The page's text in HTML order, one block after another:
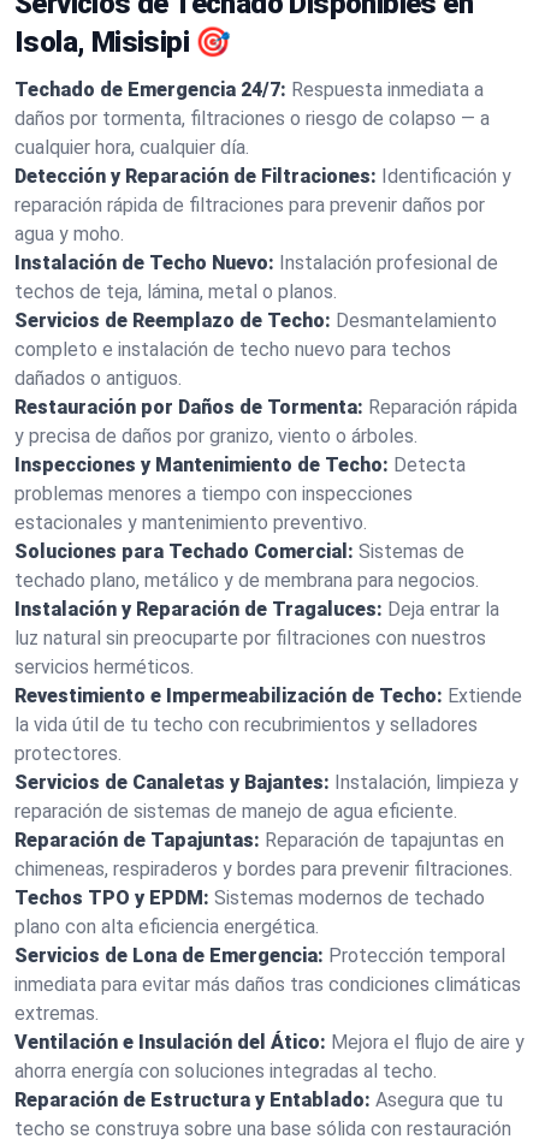
Isola, Misisipi 🎯
Techado de Emergencia 24/7: Respuesta inmediata a
daños por tormenta, filtraciones o riesgo de colapso — a
cualquier hora, cualquier día.
Detección y Reparación de Filtraciones: Identificación y
reparación rápida de filtraciones para prevenir daños por
agua y moho.
Instalación de Techo Nuevo: Instalación profesional de
techos de teja, lámina, metal o planos.
Servicios de Reemplazo de Techo: Desmantelamiento
completo e instalación de techo nuevo para techos
dañados o antiguos.
Restauración por Daños de Tormenta: Reparación rápida
y precisa de daños por granizo, viento o árboles.
Inspecciones y Mantenimiento de Techo: Detecta
problemas menores a tiempo con inspecciones
estacionales y mantenimiento preventivo.
Soluciones para Techado Comercial: Sistemas de
techado plano, metálico y de membrana para negocios.
Instalación y Reparación de Tragaluces: Deja entrar la
luz natural sin preocuparte por filtraciones con nuestros
servicios herméticos.
Revestimiento e Impermeabilización de Techo: Extiende
la vida útil de tu techo con recubrimientos y selladores
protectores.
Servicios de Canaletas y Bajantes: Instalación, limpieza y
reparación de sistemas de manejo de agua eficiente.
Reparación de Tapajuntas: Reparación de tapajuntas en
chimeneas, respiraderos y bordes para prevenir filtraciones.
Techos TPO y EPDM: Sistemas modernos de techado
plano con alta eficiencia energética.
Servicios de Lona de Emergencia: Protección temporal
inmediata para evitar más daños tras condiciones climáticas
extremas.
Ventilación e Insulación del Ático: Mejora el flujo de aire y
ahorra energía con soluciones integradas al techo.
Reparación de Estructura y Entablado: Asegura que tu
techo se construya sobre una base sólida con restauración